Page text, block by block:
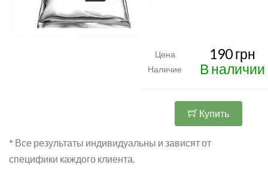
Цена 190 грн
Наличие В наличии
Купить
* Все результаты индивидуальны и зависят от
специфики каждого клиента.